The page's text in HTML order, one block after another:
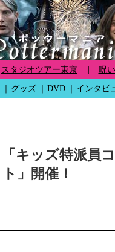
スタジオツアー東京 呪
グッズ DVD インタビ
キッズ特派員
ト」開催！